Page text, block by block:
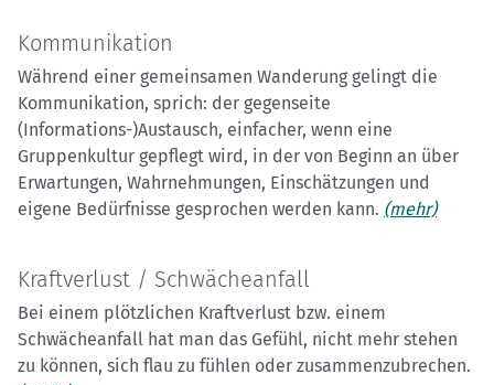
Kommunikation
Während einer gemeinsamen Wanderung gelingt die
Kommunikation, sprich: der gegenseite
(Informations-)Austausch, einfacher, wenn eine
Gruppenkultur gepflegt wird, in der von Beginn an über
Erwartungen, Wahrnehmungen, Einschätzungen und
eigene Bedürfnisse gesprochen werden kann. (mehr)
Kraftverlust / Schwächeanfall
Bei einem plötzlichen Kraftverlust bzw. einem
Schwächeanfall hat man das Gefühl, nicht mehr stehen
zu können, sich flau zu fühlen oder zusammenzubrechen.